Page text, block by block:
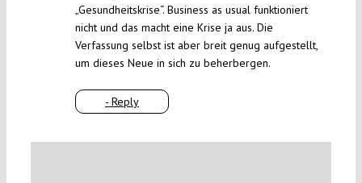
- Reply
„Gesundheitskrise“. Business as usual funktioniert
nicht und das macht eine Krise ja aus. Die
Verfassung selbst ist aber breit genug aufgestellt,
um dieses Neue in sich zu beherbergen.